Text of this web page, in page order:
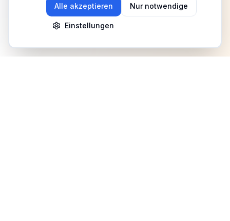
Alle akzeptieren Nur notwendige
Einstellungen